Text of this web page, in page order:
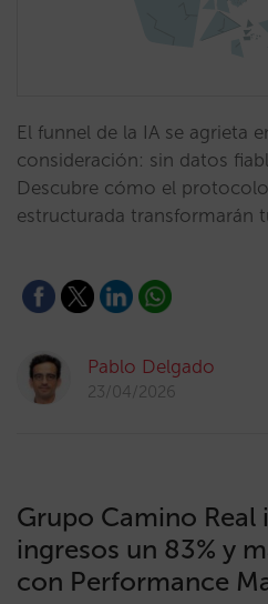
El funnel de la IA se agrieta
consideración: sin datos
Descubre cómo el
estructurada transformarán
Pablo Delgado
23/04/2026
Grupo Camino Real
ingresos un 83% y
con Performance